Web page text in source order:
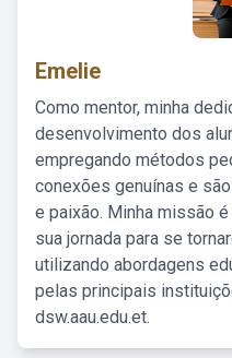
Emelie
Como mentor, minha
desenvolvimento dos
empregando métodos
conexões genuínas e
e paixão. Minha missão
sua jornada para se
utilizando abordagens
pelas principais
dsw.aau.edu.et.